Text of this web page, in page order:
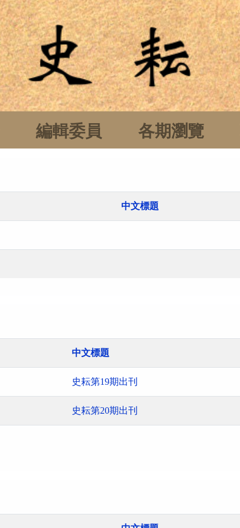
編輯委員 各期瀏覽
中文標題
中文標題
史耘第19期出刊
史耘第20期出刊